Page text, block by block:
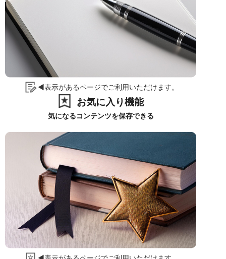
◀表示があるページでご利用いただけます。
お気に入り機能
気になるコンテンツを保存できる